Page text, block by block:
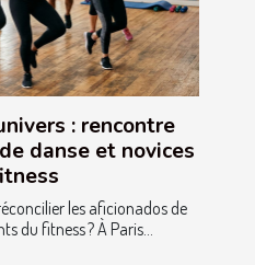
: rencontre
danse et novices
les aficionados de
du fitness ? À Paris...